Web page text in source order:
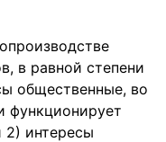
в равной степени
общественные, во
функционирует
2) интересы